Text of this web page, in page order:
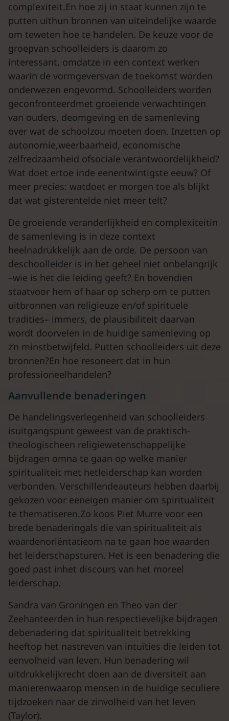
complexiteit.En hoe zij in staat kunnen zijn te
putten uithun bronnen van uiteindelijke waarde
om teweten hoe te handelen. De keuze voor de
groepvan schoolleiders is daarom zo
interessant, omdatze in een context werken
waarin de vormgeversvan de toekomst worden
onderwezen engevormd. Schoolleiders worden
geconfronteerdmet groeiende verwachtingen
van ouders, deomgeving en de samenleving
over wat de schoolzou moeten doen. Inzetten op
autonomie,weerbaarheid, economische
zelfredzaamheid ofsociale verantwoordelijkheid?
Wat doet ertoe inde eenentwintigste eeuw? Of
meer precies: watdoet er morgen toe als blijkt
dat wat gisterentelde niet meer telt?
De groeiende veranderlijkheid en complexiteitin
de samenleving is in deze context
heelnadrukkelijk aan de orde. De persoon van
deschoolleider is in het geheel niet onbelangrijk
–wie is het die leiding geeft? En bovendien
staatvoor hem of haar op scherp om te putten
uitbronnen van religieuze en/of spirituele
tradities– immers, de plausibiliteit daarvan
wordt doorvelen in de huidige samenleving op
z’n minstbetwijfeld. Putten schoolleiders uit deze
bronnen?En hoe resoneert dat in hun
professioneelhandelen?
Aanvullende benaderingen
De handelingsverlegenheid van schoolleiders
isuitgangspunt geweest van de praktisch-
theologischeen religiewetenschappelijke
bijdragen omna te gaan op welke manier
spiritualiteit met hetleiderschap kan worden
verbonden. Verschillendeauteurs hebben daarbij
gekozen voor eeneigen manier om spiritualiteit
te thematiseren.Zo koos Piet Murre voor een
brede benaderingals die van spiritualiteit als
waardenoriëntatieom na te gaan hoe waarden
het leiderschapsturen. Het is een benadering die
goed past inhet discours van het moreel
leiderschap.
Sandra van Groningen en Theo van der
Zeehanteerden in hun respectievelijke bijdragen
debenadering dat spiritualiteit betrekking
heeftop het nastreven van intuïties die leiden tot
eenvolheid van leven. Hun benadering wil
uitdrukkelijkrecht doen aan de diversiteit aan
manierenwaarop mensen in de huidige seculiere
tijdzoeken naar de zinvolheid van het leven
(Taylor).